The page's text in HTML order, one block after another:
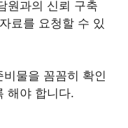
원과의 신뢰 구축
료를 요청할 수 있
물을 꼼꼼히 확인
해야 합니다.